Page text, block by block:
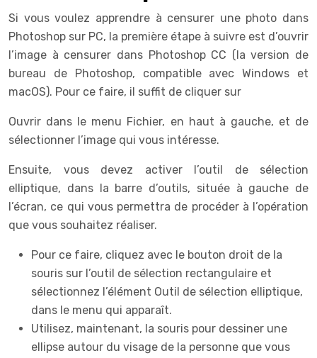
Si vous voulez apprendre à censurer une photo dans
Photoshop sur PC, la première étape à suivre est d’ouvrir
l’image à censurer dans Photoshop CC (la version de
bureau de Photoshop, compatible avec Windows et
macOS). Pour ce faire, il suffit de cliquer sur
Ouvrir dans le menu Fichier, en haut à gauche, et de
sélectionner l’image qui vous intéresse.
Ensuite, vous devez activer l’outil de sélection
elliptique, dans la barre d’outils, située à gauche de
l’écran, ce qui vous permettra de procéder à l’opération
que vous souhaitez réaliser.
Pour ce faire, cliquez avec le bouton droit de la
souris sur l’outil de sélection rectangulaire et
sélectionnez l’élément Outil de sélection elliptique,
dans le menu qui apparaît.
Utilisez, maintenant, la souris pour dessiner une
ellipse autour du visage de la personne que vous